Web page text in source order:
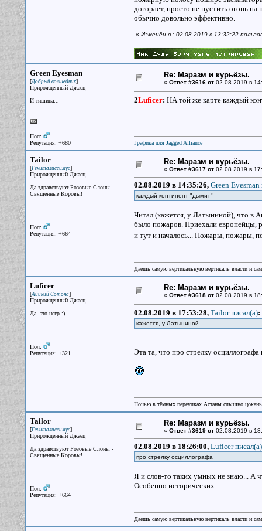
догорает, просто не пустить огонь
обычно довольно эффективно.
« Изменён в : 02.08.2019 в 13:32:22
Green Eyesman
[Добрый волшебник]
Прирожденный Джаец
И тишина...
Пол:
Репутация: +680
Re: Маразм и курьёзы.
« Ответ #3616 от02.08.2019 в
2Luficer: НА той же карте каждый
Графика для Jagged Alliance
Tailor
[Гениталиссимус]
Прирожденный Джаец
Да здравствуют Розовые Слоны -
Священные Коровы!
Пол:
Репутация: +664
Re: Маразм и курьёзы.
« Ответ #3617 от02.08.2019 в
02.08.2019 в 14:35:26, Green Eyesman
каждый континент "дымит"
Читал (кажется, у Латыниной), что в
было пожаров. Приехали европейцы,
и тут и началось... Пожары, пожары,
Даешь самую вертикальную вертикаль власти и
Luficer
[Аццкий Сотона]
Прирожденный Джаец
Да, это негр :)
Пол:
Репутация: +321
Re: Маразм и курьёзы.
« Ответ #3618 от02.08.2019 в
02.08.2019 в 17:53:28, Tailor писал(a):
кажется, у Латыниной
Эта та, что про стрелку
Ночью в тёмных переулках Астаны слышно
Tailor
[Гениталиссимус]
Прирожденный Джаец
Да здравствуют Розовые Слоны -
Священные Коровы!
Пол:
Репутация: +664
Re: Маразм и курьёзы.
« Ответ #3619 от02.08.2019 в
02.08.2019 в 18:26:00, Luficer писал(a)
про стрелку осциллографа
Я и слов-то таких умных не знаю... А
Особенно исторических...
Даешь самую вертикальную вертикаль власти и